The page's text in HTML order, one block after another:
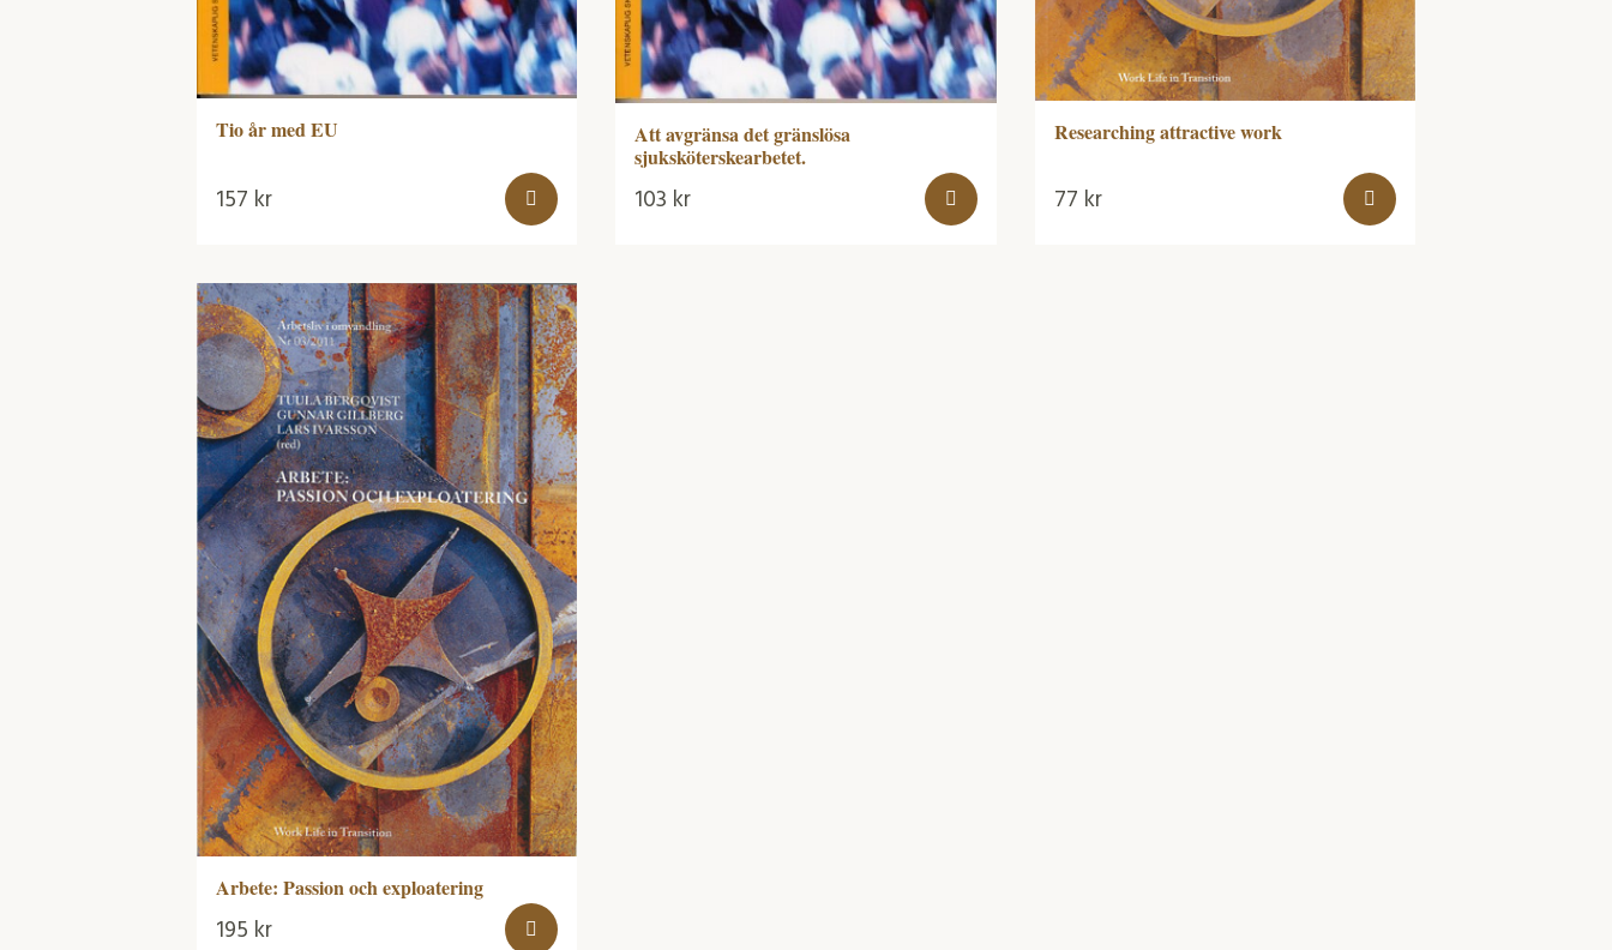
Tio år med EU
157 kr
Att avgränsa det gränslösa
sjuksköterskearbetet.
103 kr
Researching attractive work
77 kr
Arbete: Passion och exploatering
195 kr